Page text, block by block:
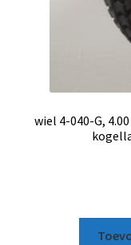
wiel 4-040-G, 4.00